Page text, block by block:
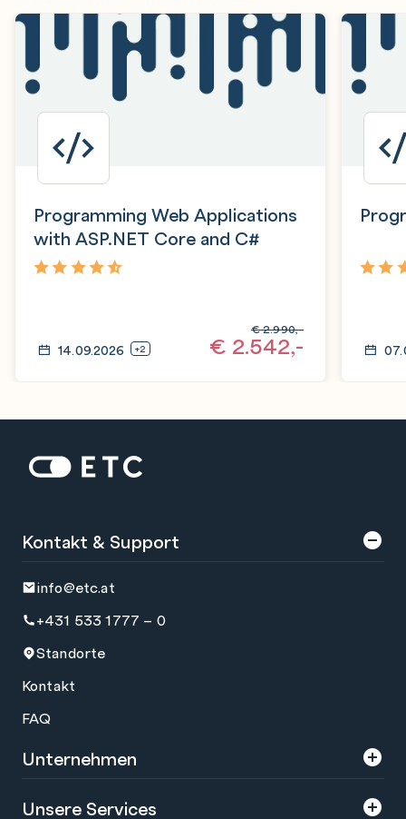
Programming Web Applications
with ASP.NET Core and C#
14.09.2026 +2 € 2.542,-
€2.990,-
Startseite: ETC
Kontakt & Support
info@etc.at
+431 533 1777 – 0
Standorte
Kontakt
FAQ
Unternehmen
Über uns
Unsere Services